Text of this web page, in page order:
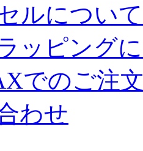
ルについて
ッピング
でのご注
わせ